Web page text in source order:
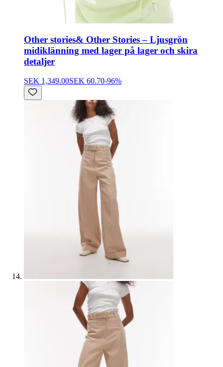
Other stories& Other Stories – Ljusgrön
midiklänning med lager på lager och skira
detaljer
SEK 1,349.00SEK 60.70-96%